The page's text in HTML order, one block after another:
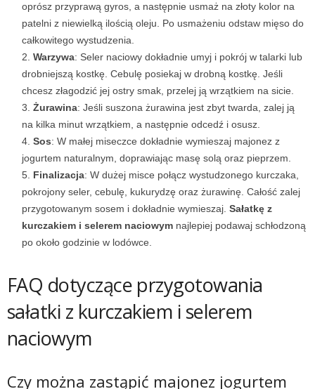
oprósz przyprawą gyros, a następnie usmaż na złoty kolor na
patelni z niewielką ilością oleju. Po usmażeniu odstaw mięso do
całkowitego wystudzenia.
Warzywa: Seler naciowy dokładnie umyj i pokrój w talarki lub
drobniejszą kostkę. Cebulę posiekaj w drobną kostkę. Jeśli
chcesz złagodzić jej ostry smak, przelej ją wrzątkiem na sicie.
Żurawina: Jeśli suszona żurawina jest zbyt twarda, zalej ją
na kilka minut wrzątkiem, a następnie odcedź i osusz.
Sos: W małej miseczce dokładnie wymieszaj majonez z
jogurtem naturalnym, doprawiając masę solą oraz pieprzem.
Finalizacja: W dużej misce połącz wystudzonego kurczaka,
pokrojony seler, cebulę, kukurydzę oraz żurawinę. Całość zalej
przygotowanym sosem i dokładnie wymieszaj. Sałatkę z
kurczakiem i selerem naciowym najlepiej podawaj schłodzoną
po około godzinie w lodówce.
FAQ dotyczące przygotowania
sałatki z kurczakiem i selerem
naciowym
Czy można zastąpić majonez jogurtem